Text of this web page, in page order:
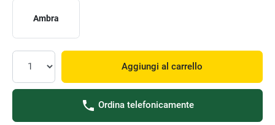
Ambra
Aggiungi al carrello
Ordina telefonicamente